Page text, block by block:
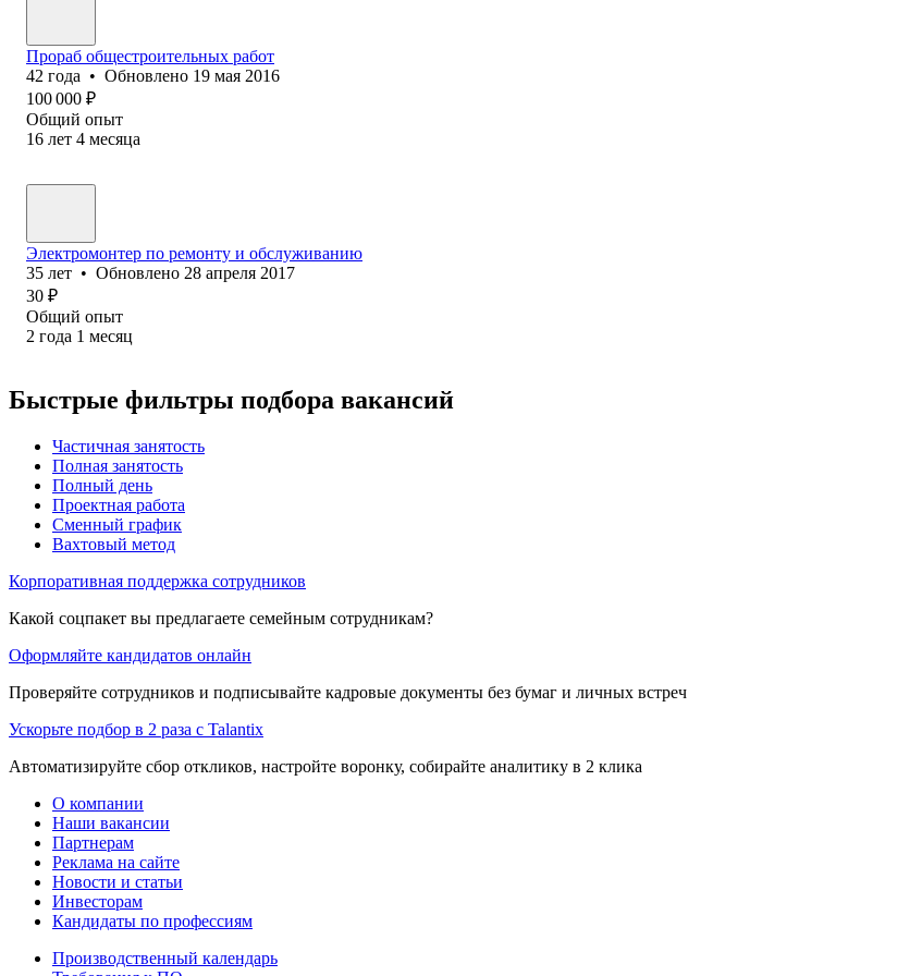
Прораб общестроительных работ
42 года • Обновлено 19 мая 2016
100 000 ₽
Общий опыт
16 лет 4 месяца
Электромонтер по ремонту и обслуживанию
35 лет • Обновлено 28 апреля 2017
30 ₽
Общий опыт
2 года 1 месяц
Быстрые фильтры подбора вакансий
Частичная занятость
Полная занятость
Полный день
Проектная работа
Сменный график
Вахтовый метод
Корпоративная поддержка сотрудников
Какой соцпакет вы предлагаете семейным сотрудникам?
Оформляйте кандидатов онлайн
Проверяйте сотрудников и подписывайте кадровые документы без бумаг и личных встреч
Ускорьте подбор в 2 раза с Talantix
Автоматизируйте сбор откликов, настройте воронку, собирайте аналитику в 2 клика
О компании
Наши вакансии
Партнерам
Реклама на сайте
Новости и статьи
Инвесторам
Кандидаты по профессиям
Производственный календарь